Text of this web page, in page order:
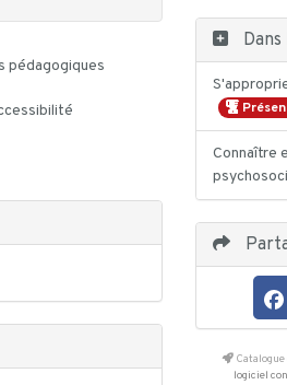
pédagogiques
Connaître
Catalogue
logiciel